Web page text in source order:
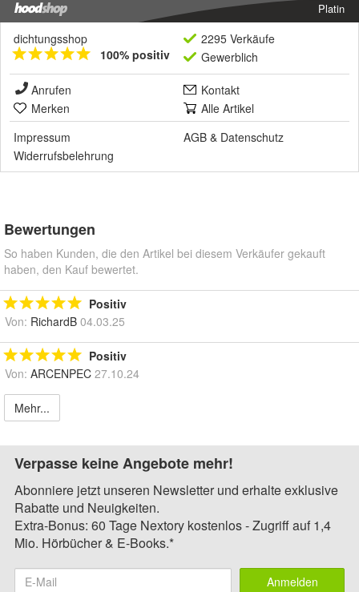
Platin
dichtungsshop
100% positiv
2295 Verkäufe
Gewerblich
Anrufen
Kontakt
Merken
Alle Artikel
Impressum
AGB & Datenschutz
Widerrufsbelehrung
Bewertungen
So haben Kunden, die den Artikel bei diesem Verkäufer gekauft
haben, den Kauf bewertet.
Positiv
Von: RichardB 04.03.25
Positiv
Von: ARCENPEC 27.10.24
Mehr...
Verpasse keine Angebote mehr!
Abonniere jetzt unseren Newsletter und erhalte exklusive
Rabatte und Neuigkeiten.
Extra-Bonus: 60 Tage Nextory kostenlos - Zugriff auf 1,4
Mio. Hörbücher & E-Books.*
Anmelden